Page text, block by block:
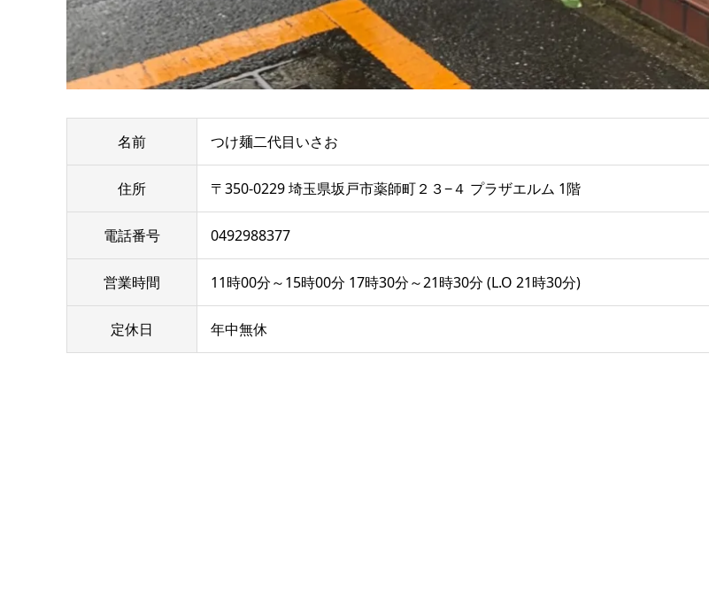
名前 つけ麺二代目いさお
住所 〒350-0229 埼玉県坂戸市薬師町２３−４ プラザエルム 1階
電話番号 0492988377
営業時間 11時00分～15時00分 17時30分～21時30分 (L.O 21時30分)
定休日 年中無休